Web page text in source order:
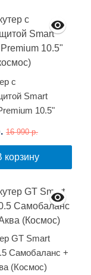
с
Smart
10.5"
16 990 р.
корзину
GT Smart
Самобаланс +
(Космос)